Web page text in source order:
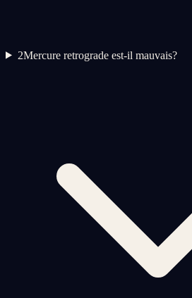
2Mercure retrograde est-il mauvais?